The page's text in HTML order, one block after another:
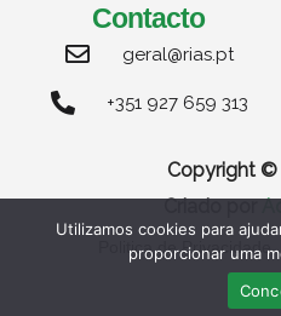
Contacto
geral@rias.pt
+351 927 659 313
Copyright ©
Politica de Privacidade
Utilizamos cookies para
proporcionar uma